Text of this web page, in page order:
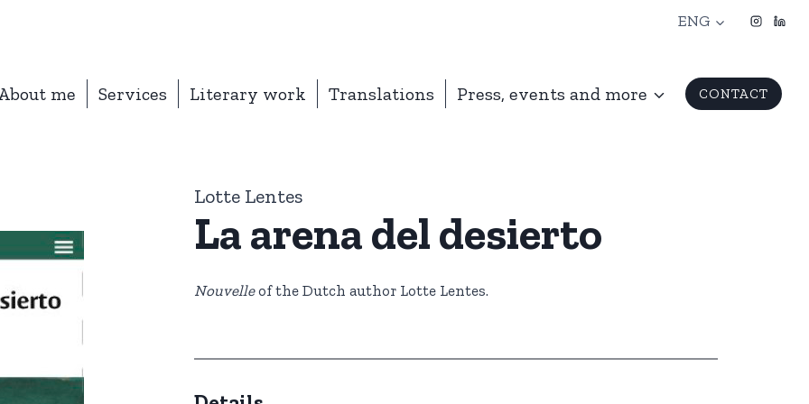
ENG
me Services Literary work Translations Press, events and more CONTACT
Lotte Lentes
La arena del desierto
Nouvelleof the Dutch author Lotte Lentes.